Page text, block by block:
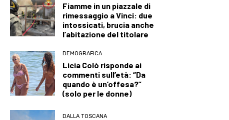
Fiamme in un piazzale di
rimessaggio a Vinci: due
intossicati, brucia anche
l’abitazione del titolare
DEMOGRAFICA
Licia Colò risponde ai
commenti sull’età: “Da
quando è un’offesa?”
(solo per le donne)
DALLA TOSCANA